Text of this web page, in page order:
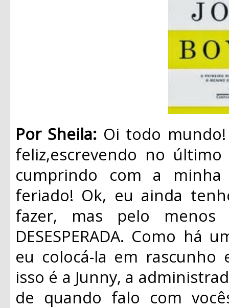
Por Sheila: Oi todo
feliz,escrevendo no
cumprindo com a minha
feriado! Ok, eu ainda
fazer, mas pelo
DESESPERADA. Como
eu colocá-la em rascunho
isso é a Junny, a
de quando falo com